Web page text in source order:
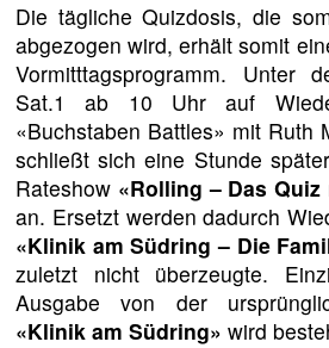
Die tägliche Quizdosis, die
abgezogen wird, erhält somit
Vormitttagsprogramm. Unter
Sat.1 ab 10 Uhr auf
«Buchstaben Battles» mit Ruth
schließt sich eine Stunde
Rateshow «Rolling – Das
an. Ersetzt werden dadurch
«Klinik am Südring – Die
zuletzt nicht überzeugte.
Ausgabe von der
«Klinik am Südring» wird